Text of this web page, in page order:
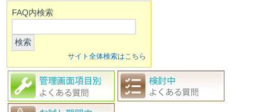
FAQ内検索
検索
サイト全体検索はこちら